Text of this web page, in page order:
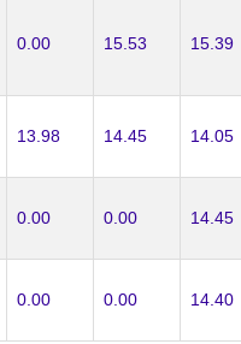
0.00 15.53 15.39
13.98 14.45 14.05
0.00 0.00 14.45
0.00 0.00 14.40